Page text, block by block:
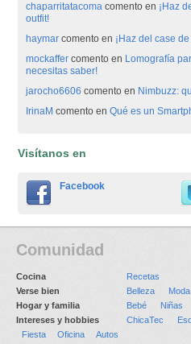
chaparritatacoma comento en ¡Haz
outfit!
haymar comento en ¡Haz del case
mockaffer comento en Lomografía
necesitas saber!
jarocho6606 comento en Nimbuzz:
IrinaM comento enQué es un
Visítanos en
Facebook
Comunidad
Cocina
Recetas
Verse bien
Belleza Moda
Hogar y familia
Bebé Niñas
Intereses y hobbies
ChicaTec
Fiesta
Oficina Autos